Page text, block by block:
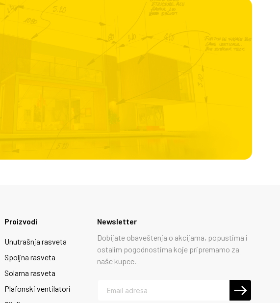
Proizvodi
Unutrašnja rasveta
Spoljna rasveta
Solarna rasveta
Plafonski ventilatori
Newsletter
Dobijate obaveštenja o akcijama, popustima i
ostalim pogodnostima koje pripremamo za
naše kupce.